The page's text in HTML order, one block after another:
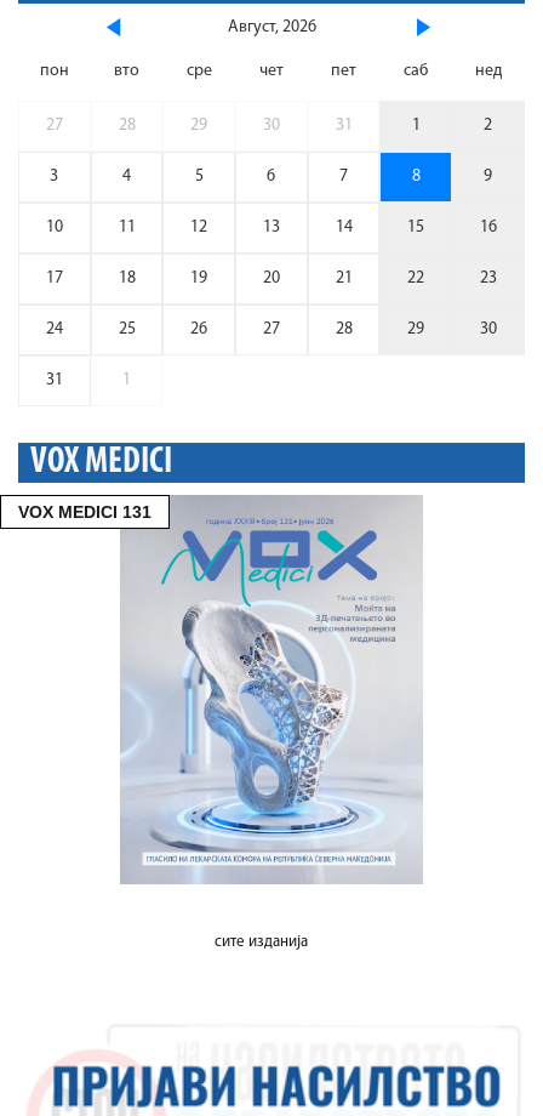
Август, 2026
пон вто сре чет пет саб нед
27 28 29 30 31 1 2
3 4 5 6 7 8 9
10 11 12 13 14 15 16
17 18 19 20 21 22 23
24 25 26 27 28 29 30
31 1
VOX MEDICI
VOX MEDICI 131
сите изданија